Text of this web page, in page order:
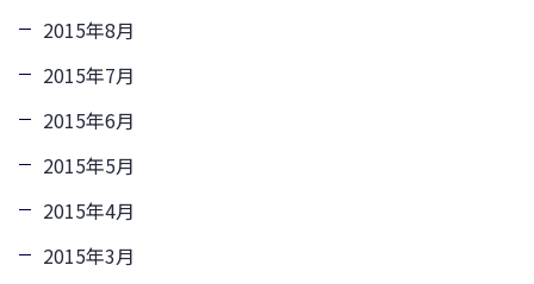
2015年8月
2015年7月
2015年6月
2015年5月
2015年4月
2015年3月